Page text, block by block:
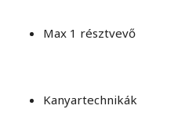
Max 1 résztvevő
Kanyartechnikák